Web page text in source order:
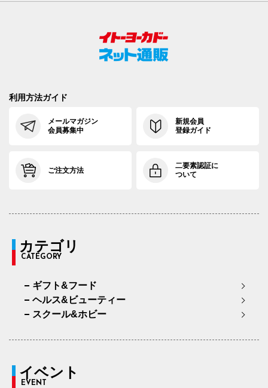
利用方法ガイド
メールマガジン
会員募集中
新規会員
登録ガイド
ご注文方法
二要素認証に
ついて
カテゴリ
CATEGORY
ギフト&フード
ヘルス&ビューティー
スクール&ホビー
イベント
EVENT